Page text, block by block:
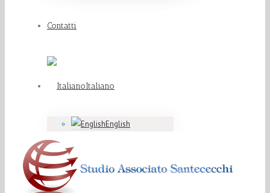
Contatti
Italiano
English